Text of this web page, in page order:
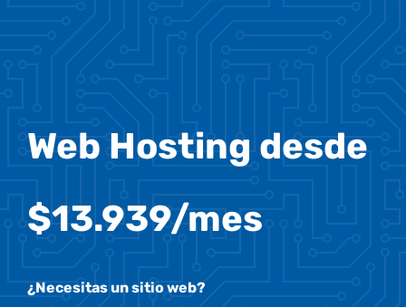
Web Hosting desde
$13.939/mes
¿Necesitas un sitio web?